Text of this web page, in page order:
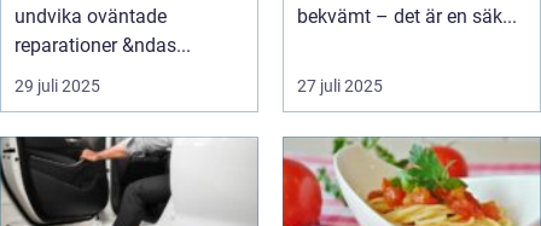
undvika oväntade
reparationer &ndas...
29 juli 2025
bekvämt – det är en säk...
27 juli 2025